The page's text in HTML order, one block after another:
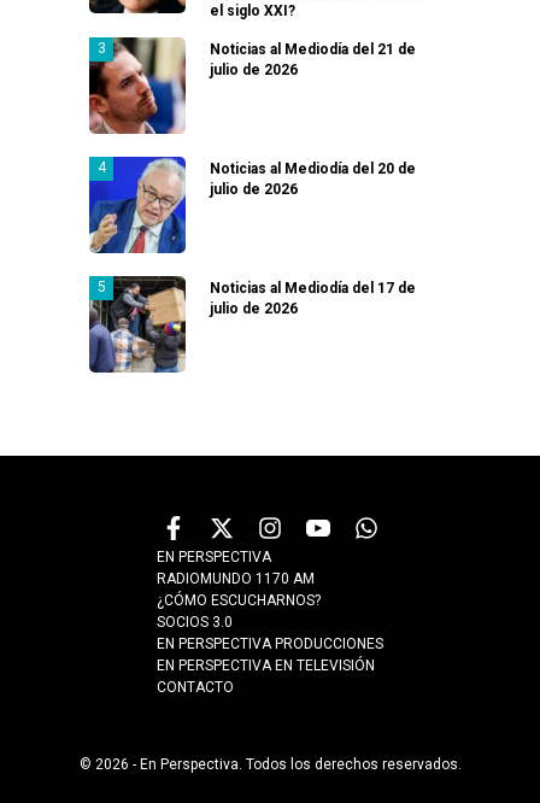
el siglo XXI?
Noticias al Mediodía del 21 de
julio de 2026
Noticias al Mediodía del 20 de
julio de 2026
Noticias al Mediodía del 17 de
julio de 2026
EN PERSPECTIVA
RADIOMUNDO 1170 AM
¿CÓMO ESCUCHARNOS?
SOCIOS 3.0
EN PERSPECTIVA PRODUCCIONES
EN PERSPECTIVA EN TELEVISIÓN
CONTACTO
© 2026 - En Perspectiva. Todos los derechos reservados.